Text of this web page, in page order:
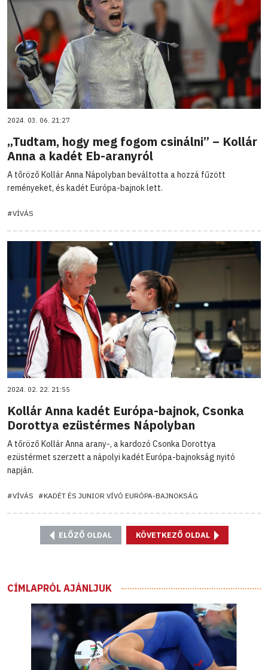
2024. 03. 06. 21:27
„Tudtam, hogy meg fogom csinálni” – Kollár
Anna a kadét Eb-aranyról
A tőröző Kollár Anna Nápolyban beváltotta a hozzá fűzött
reményeket, és kadét Európa-bajnok lett.
#VÍVÁS
2024. 02. 22. 21:55
Kollár Anna kadét Európa-bajnok, Csonka
Dorottya ezüstérmes Nápolyban
A tőröző Kollár Anna arany-, a kardozó Csonka Dorottya
ezüstérmet szerzett a nápolyi kadét Európa-bajnokság nyitó
napján.
#VÍVÁS #KADÉT ÉS JUNIOR VÍVÓ EURÓPA-BAJNOKSÁG
ELŐZŐ OLDAL KÖVETKEZŐ OLDAL
CÍMLAPRÓL AJÁNLJUK